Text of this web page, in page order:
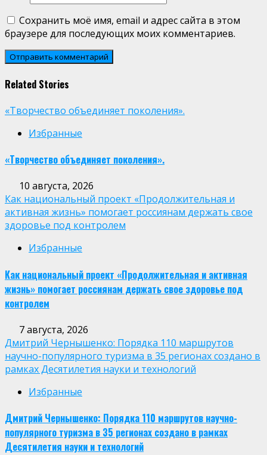
Сохранить моё имя, email и адрес сайта в этом
браузере для последующих моих комментариев.
Related Stories
«Творчество объединяет поколения».
Избранные
«Творчество объединяет поколения».
10 августа, 2026
Как национальный проект «Продолжительная и
активная жизнь» помогает россиянам держать свое
здоровье под контролем
Избранные
Как национальный проект «Продолжительная и активная
жизнь» помогает россиянам держать свое здоровье под
контролем
7 августа, 2026
Дмитрий Чернышенко: Порядка 110 маршрутов
научно-популярного туризма в 35 регионах создано в
рамках Десятилетия науки и технологий
Избранные
Дмитрий Чернышенко: Порядка 110 маршрутов научно-
популярного туризма в 35 регионах создано в рамках
Десятилетия науки и технологий